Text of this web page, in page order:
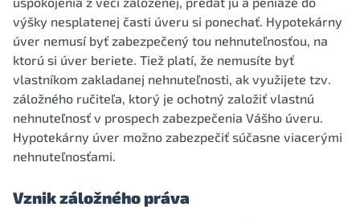
výšky nesplatenej časti úveru si ponechať. Hypotekárny
úver nemusí byť zabezpečený tou nehnuteľnosťou, na
ktorú si úver beriete. Tiež platí, že nemusíte byť
vlastníkom zakladanej nehnuteľnosti, ak využijete tzv.
záložného ručiteľa, ktorý je ochotný založiť vlastnú
nehnuteľnosť v prospech zabezpečenia Vášho úveru.
Hypotekárny úver možno zabezpečiť súčasne viacerými
nehnuteľnosťami.
Vznik záložného práva